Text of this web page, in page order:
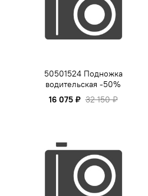
50501524 Подножка
водительская -50%
16 075 ₽ 32 150 ₽